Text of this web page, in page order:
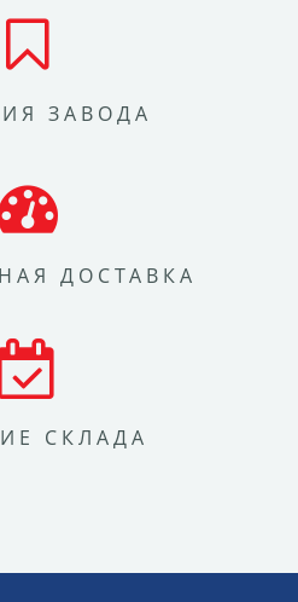
ЗАВОДА
ДОСТАВКА
СКЛАДА